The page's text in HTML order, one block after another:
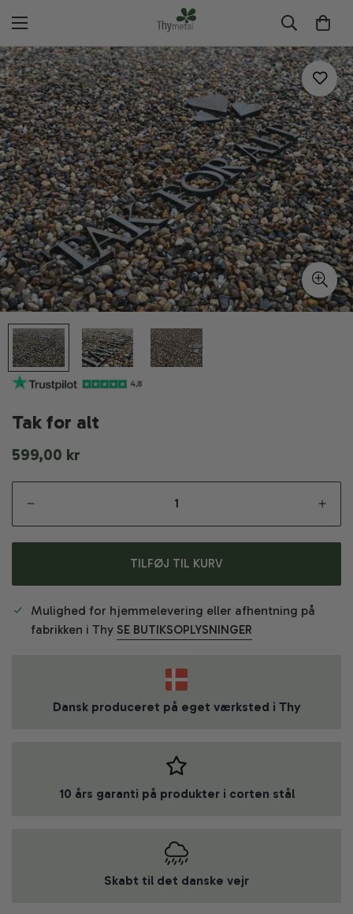
Tak for alt
Normal
599,00 kr
TILFØJ TIL KURV
Mulighed for hjemmelevering eller afhentning på
fabrikken i Thy SE BUTIKSOPLYSNINGER
Dansk produceret på eget værksted i Thy
10 års garanti på produkter i corten stål
Skabt til det danske vejr